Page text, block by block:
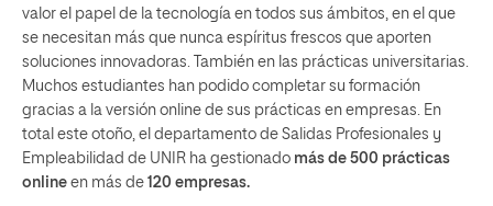
valor el papel de la tecnología en todos sus ámbitos, en el que
se necesitan más que nunca espíritus frescos que aporten
soluciones innovadoras. También en las prácticas universitarias.
Muchos estudiantes han podido completar su formación
gracias a la versión online de sus prácticas en empresas. En
total este otoño, el departamento de Salidas Profesionales y
Empleabilidad de UNIR ha gestionado más de 500 prácticas
online en más de 120 empresas.